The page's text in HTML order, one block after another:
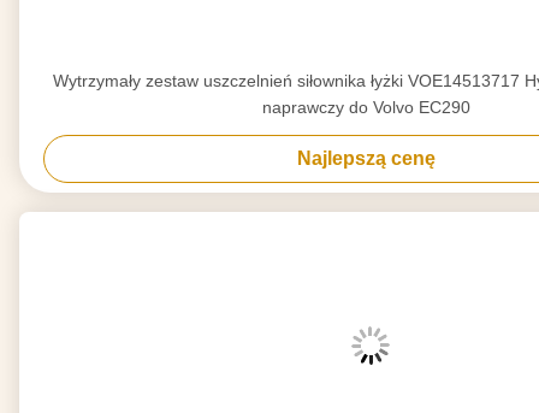
Wytrzymały zestaw uszczelnień siłownika łyżki VOE14513717
naprawczy do Volvo EC290
Najlepszą cenę